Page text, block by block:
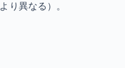
り異なる）。